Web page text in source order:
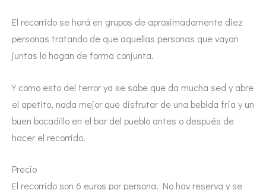
El recorrido se hará en grupos de aproximadamente diez
personas tratando de que aquellas personas que vayan
juntas lo hagan de forma conjunta.
Y como esto del terror ya se sabe que da mucha sed y abre
el apetito, nada mejor que disfrutar de una bebida fría y un
buen bocadillo en el bar del pueblo antes o después de
hacer el recorrido.
Precio
El recorrido son 6 euros por persona. No hay reserva y se